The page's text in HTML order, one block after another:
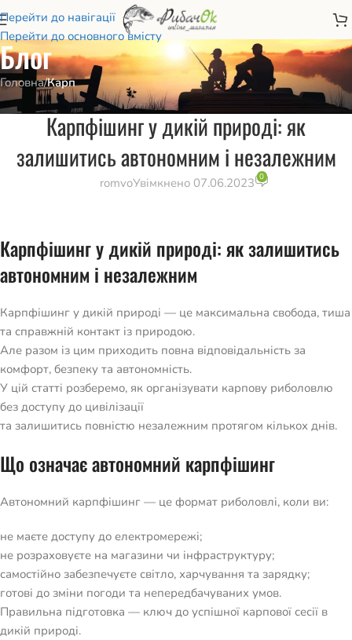
Перейти до навігації
Перейти до основного вмісту
Блог
Головна/Карп
КАРП,КАРПФІШИНГ
Карпфішинг у дикій природі: як
залишитись автономним і незалежним
romvoУвімкнено 07.06.2023 0
Карпфішинг у дикій природі: як залишитись
автономним і незалежним
Карпфішинг у дикій природі — це максимальна свобода, тиша
та справжній контакт із природою.
Але разом із цим приходить повна відповідальність за
комфорт, безпеку та автономність.
У цій статті розберемо, як організувати карпову риболовлю
без доступу до цивілізації
та залишитись повністю незалежним протягом кількох днів.
Що означає автономний карпфішинг
Автономний карпфішинг — це формат риболовлі, коли ви:
не маєте доступу до електромережі;
не розраховуєте на магазини чи інфраструктуру;
самостійно забезпечуєте світло, харчування та зарядку;
готові до зміни погоди та непередбачуваних умов.
Правильна підготовка — ключ до успішної карпової сесії в
дикій природі.